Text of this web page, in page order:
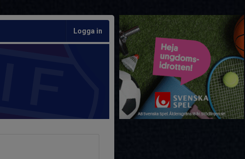
Logga in